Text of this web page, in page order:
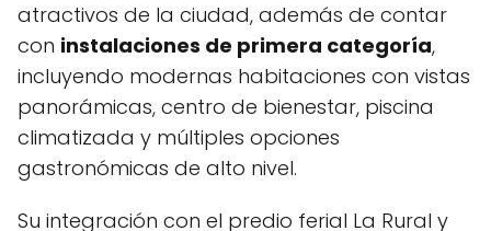
atractivos de la ciudad, además de contar
con instalaciones de primera categoría,
incluyendo modernas habitaciones con vistas
panorámicas, centro de bienestar, piscina
climatizada y múltiples opciones
gastronómicas de alto nivel.
Su integración con el predio ferial La Rural y